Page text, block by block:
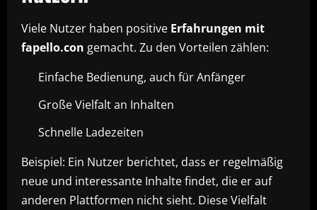
Viele Nutzer haben positive Erfahrungen mit
fapello.con gemacht. Zu den Vorteilen zählen:
Einfache Bedienung, auch für Anfänger
Große Vielfalt an Inhalten
Schnelle Ladezeiten
Beispiel: Ein Nutzer berichtet, dass er regelmäßig
neue und interessante Inhalte findet, die er auf
anderen Plattformen nicht sieht. Diese Vielfalt